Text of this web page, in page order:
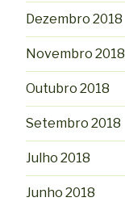
Dezembro 2018
Novembro 2018
Outubro 2018
Setembro 2018
Julho 2018
Junho 2018